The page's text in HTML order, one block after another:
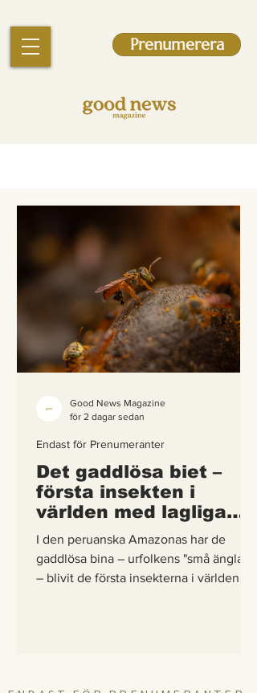
Prenumerera
Det gaddlösa biet –
första insekten i
världen med lagliga
rättigheter
I den peruanska Amazonas har de
gaddlösa bina – urfolkens "små änglar"
– blivit de första insekterna i världen att
Endast för Prenumeranter
Good News Magazine
för 2 dagar sedan